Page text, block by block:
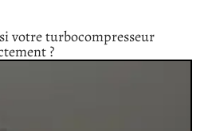
votre turbocompresseur
?